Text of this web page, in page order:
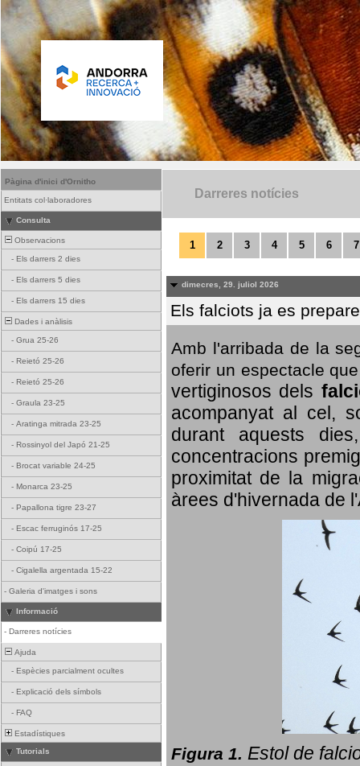
Pàgina d'inici d'Ornitho
Entitats col·laboradores
Consulta
Observacions
- Els darrers 2 dies
- Els darrers 5 dies
- Els darrers 15 dies
Dades i anàlisis
- Grua 25-26
- Reietó 25-26
- Reietó 25-26
- Graula 23-25
- Aratinga mitrada 23-25
- Rossinyol del Japó 21-25
- Brocat variable 24-25
- Monarca 23-25
- Papallona tigre 23-27
- Escac ferruginós 17-25
- Coipú 17-25
- Cigalella argentada 15-22
- Galeria d'imatges i sons
Informació
- Darreres notícies
Ajuda
- Espècies parcialment ocultes
- Explicació dels símbols
- FAQ
Estadístiques
Tutorials
Darreres notícies
1 2 3 4 5 6 7
dimecres, 29. juliol 2026
Els falciots ja es
Amb l'arribada de la
oferir un espectacle
vertiginosos dels
acompanyat al cel,
durant aquests
concentracions
proximitat de la
àrees d'hivernada de
Figura 1. Estol de